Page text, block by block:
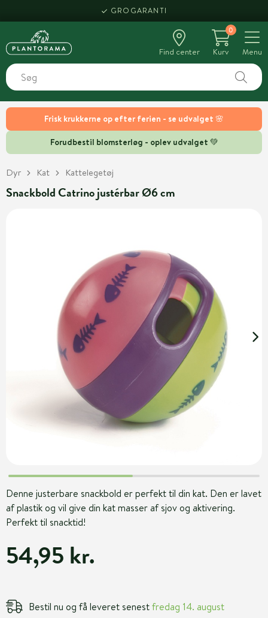
Frisk krukkerne op efter ferien - se udvalget 🌸
Forudbestil blomsterløg - oplev udvalget 💚
GROGARANTI
Find center
0
Kurv
Menu
Dyr Kat Kattelegetøj
Snackbold Catrino justérbar Ø6 cm
Denne justerbare snackbold er perfekt til din kat. Den er lavet
af plastik og vil give din kat masser af sjov og aktivering.
Perfekt til snacktid!
54,95 kr.
Bestil nu og få leveret senestfredag 14. august